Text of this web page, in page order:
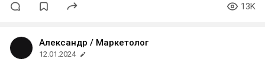
13K
Александр / Маркетолог
12.01.2024